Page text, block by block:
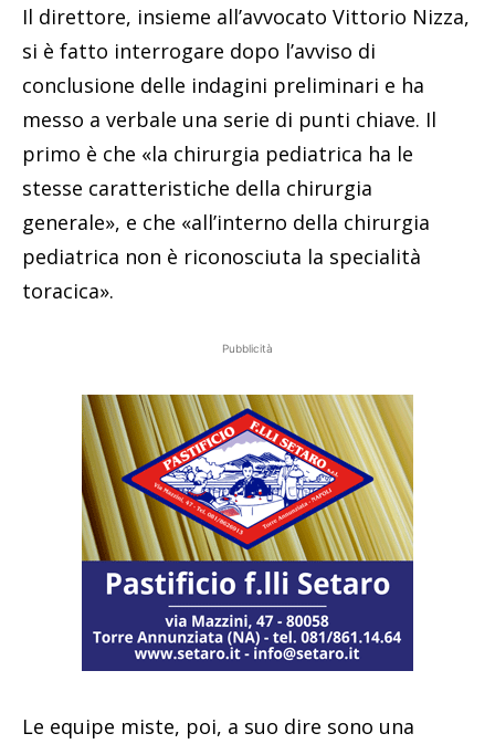
Il direttore, insieme all’avvocato Vittorio Nizza,
si è fatto interrogare dopo l’avviso di
conclusione delle indagini preliminari e ha
messo a verbale una serie di punti chiave. Il
primo è che «la chirurgia pediatrica ha le
stesse caratteristiche della chirurgia
generale», e che «all’interno della chirurgia
pediatrica non è riconosciuta la specialità
toracica».
Pubblicità
Le equipe miste, poi, a suo dire sono una